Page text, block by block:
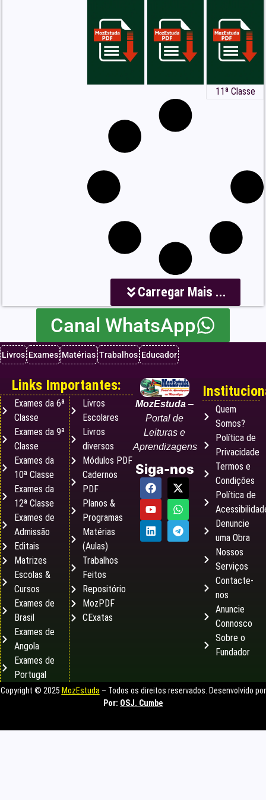
Publications, 2011) em PDF
BAIXAR/ ABRIR AQUI
11ª Classe
Carregar Mais ...
Canal WhatsApp
Livros Exames Matérias Trabalhos Educador
MozEstuda –
Portal de
Leituras e
Aprendizagens
Siga-nos
Quem
Somos?
Política de
Privacidade
Termos e
Condições
Política de
Denuncie
uma Obra
Nossos
Serviços
Contacte-
nos
Anuncie
Connosco
Sobre o
Fundador
Links Importantes:
Exames da 6ª
Classe
Exames da 9ª
Classe
Exames da
10ª Classe
Exames da
12ª Classe
Exames de
Admissão
Editais
Matrizes
Escolas &
Cursos
Exames de
Brasil
Exames de
Angola
Exames de
Portugal
Livros
Escolares
Livros
diversos
Módulos PDF
Cadernos
PDF
Planos &
Programas
Matérias
(Aulas)
Trabalhos
Feitos
Repositório
MozPDF
CExatas
Copyright © 2025 MozEstuda– Todos os direitos reservados. Desenvolvido por
Por: OSJ. Cumbe